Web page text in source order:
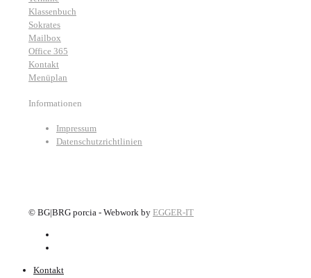
Klassenbuch
Sokrates
Mailbox
Office 365
Kontakt
Menüplan
Informationen
Impressum
Datenschutzrichtlinien
© BG|BRG porcia - Webwork by EGGER-IT
Kontakt